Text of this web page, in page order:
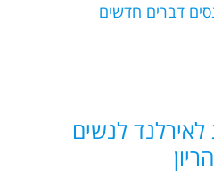
דברים חדשים
לאירלנד לנשים